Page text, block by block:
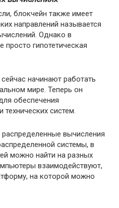
блокчейн также имеет
направлений называется
Однако в
гипотетическая
начинают работать
мире. Теперь он
обеспечения
систем.
вычисления
системы, в
можно найти на разных
взаимодействуют,
на которой можно